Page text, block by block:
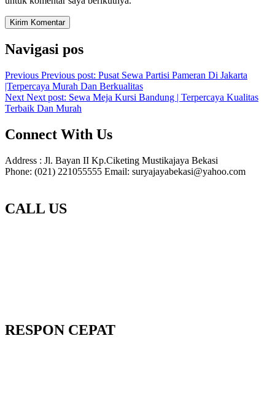
Navigasi pos
Previous Previous post: Pusat Sewa Partisi Pameran Di Jakarta
|Terpercaya Murah Dan Berkualitas
Next Next post: Sewa Meja Kursi Bandung | Terpercaya Kualitas
Terbaik Dan Murah
Connect With Us
Address : Jl. Bayan II Kp.Ciketing Mustikajaya Bekasi
Phone: (021) 221055555 Email: suryajayabekasi@yahoo.com
CALL US
RESPON CEPAT